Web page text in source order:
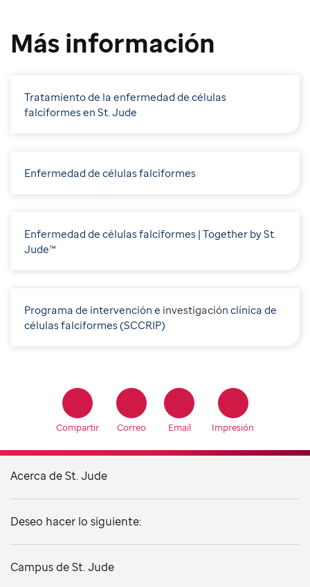
Más información
Tratamiento de la enfermedad de células
falciformes en St. Jude
Enfermedad de células falciformes
Enfermedad de células falciformes | Together by St.
Jude™
Programa de intervención e investigación clínica de
células falciformes (SCCRIP)
Compartir Correo Email Impresión
Acerca de St. Jude
Deseo hacer lo siguiente:
Campus de St. Jude